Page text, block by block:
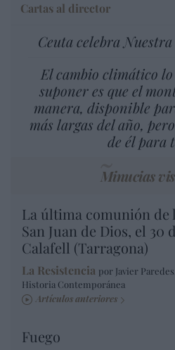
Cartas al director
Ceuta celebra
El cambio climático
suponer es que el
manera, disponible
más largas del año,
de él para
Minucias
La última comunión de
San Juan de Dios, el 30
Calafell (Tarragona)
La Resistencia por Javier
Historia Contemporánea
Artículos anteriores
Fuego